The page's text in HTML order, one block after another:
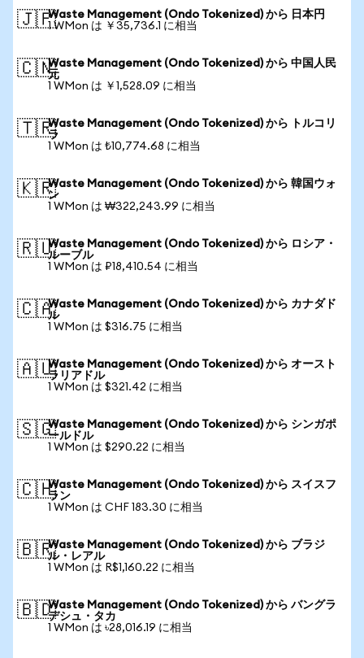
🇯🇵Waste Management (Ondo Tokenized) から 日本円
1 WMon は ￥35,736.1 に相当
🇨🇳Waste Management (Ondo Tokenized) から 中国人民
元
1 WMon は ￥1,528.09 に相当
🇹🇷Waste Management (Ondo Tokenized) から トルコリ
ラ
1 WMon は ₺10,774.68 に相当
🇰🇷Waste Management (Ondo Tokenized) から 韓国ウォ
ン
1 WMon は ₩322,243.99 に相当
🇷🇺Waste Management (Ondo Tokenized) から ロシア・
ルーブル
1 WMon は ₽18,410.54 に相当
🇨🇦Waste Management (Ondo Tokenized) から カナダド
ル
1 WMon は $316.75 に相当
🇦🇺Waste Management (Ondo Tokenized) から オースト
ラリアドル
1 WMon は $321.42 に相当
🇸🇬Waste Management (Ondo Tokenized) から シンガポ
ールドル
1 WMon は $290.22 に相当
🇨🇭Waste Management (Ondo Tokenized) から スイスフ
ラン
1 WMon は CHF 183.30 に相当
🇧🇷Waste Management (Ondo Tokenized) から ブラジ
ル・レアル
1 WMon は R$1,160.22 に相当
🇧🇩Waste Management (Ondo Tokenized) から バングラ
デシュ・タカ
1 WMon は ৳28,016.19 に相当